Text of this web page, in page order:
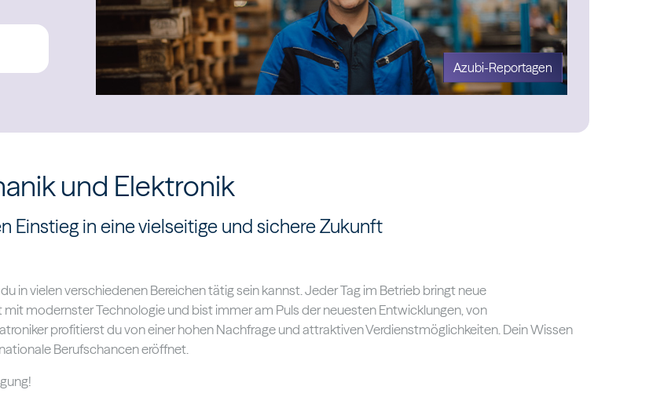
Azubi-Reportagen
und Elektronik
Einstieg in eine vielseitige und sichere Zukunft
in vielen verschiedenen Bereichen tätig sein kannst. Jeder Tag im Betrieb bringt neue
modernster Technologie und bist immer am Puls der neuesten Entwicklungen, von
profitierst du von einer hohen Nachfrage und attraktiven Verdienstmöglichkeiten. Dein Wissen
Berufschancen eröffnet.